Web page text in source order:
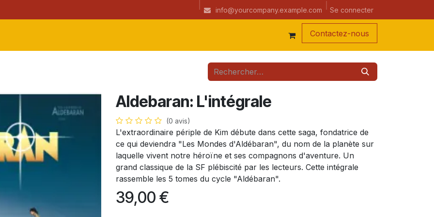
Coup(s) de coeur de la semaineinfo@yourcompany.example.com Se connecter
Contactez-nous
Aldebaran: L'intégrale
(0 avis)
L'extraordinaire périple de Kim débute dans cette saga, fondatrice de
ce qui deviendra "Les Mondes d'Aldébaran", du nom de la planète sur
laquelle vivent notre héroïne et ses compagnons d'aventure. Un
grand classique de la SF plébiscité par les lecteurs. Cette intégrale
rassemble les 5 tomes du cycle "Aldébaran".
39,00 €